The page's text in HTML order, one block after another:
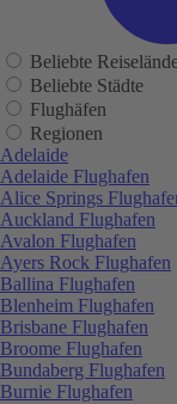
Beliebte
Beliebte Städte
Flughäfen
Regionen
Adelaide
Adelaide Flughafen
Alice Springs
Auckland Flughafen
Avalon Flughafen
Ayers Rock Flughafen
Ballina Flughafen
Blenheim Flughafen
Brisbane Flughafen
Broome Flughafen
Bundaberg Flughafen
Burnie Flughafen